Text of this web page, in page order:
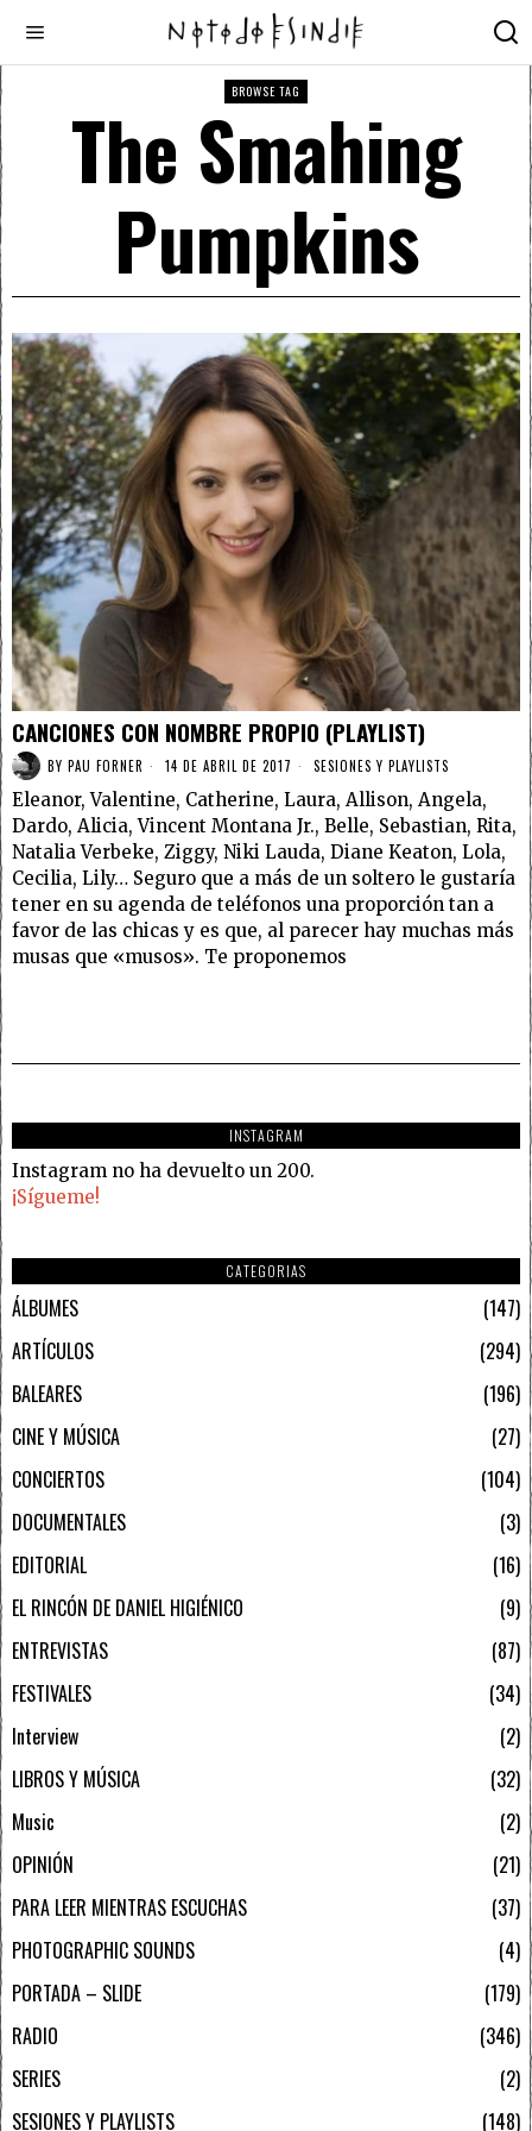
BROWSE TAG
The Smahing
Pumpkins
CANCIONES CON NOMBRE PROPIO (PLAYLIST)
BY PAU FORNER 14 DE ABRIL DE 2017 SESIONES Y PLAYLISTS
Eleanor, Valentine, Catherine, Laura, Allison, Angela,
Dardo, Alicia, Vincent Montana Jr., Belle, Sebastian, Rita,
Natalia Verbeke, Ziggy, Niki Lauda, Diane Keaton, Lola,
Cecilia, Lily… Seguro que a más de un soltero le gustaría
tener en su agenda de teléfonos una proporción tan a
favor de las chicas y es que, al parecer hay muchas más
musas que «musos». Te proponemos
INSTAGRAM
Instagram no ha devuelto un 200.
¡Sígueme!
CATEGORIAS
ÁLBUMES
147
ARTÍCULOS
294
BALEARES
196
CINE Y MÚSICA
27
CONCIERTOS
104
DOCUMENTALES
3
EDITORIAL
16
EL RINCÓN DE DANIEL HIGIÉNICO
9
ENTREVISTAS
87
FESTIVALES
34
Interview
2
LIBROS Y MÚSICA
32
Music
2
OPINIÓN
21
PARA LEER MIENTRAS ESCUCHAS
37
PHOTOGRAPHIC SOUNDS
4
PORTADA – SLIDE
179
RADIO
346
SERIES
2
SESIONES Y PLAYLISTS
148